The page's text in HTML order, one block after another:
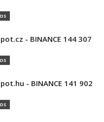
- BINANCE 144 307
- BINANCE 141 902